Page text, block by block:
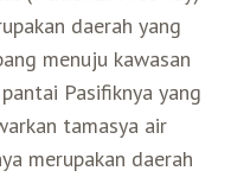
daerah yang
menuju kawasan
Pasifiknya yang
tamasya air
merupakan daerah